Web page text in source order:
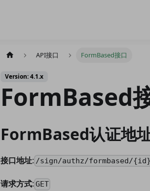
API接口 FormBased接口
Version: 4.1.x
FormBased
FormBased认证地
接口地址: /sign/authz/formbased/{id}
请求方式: GET